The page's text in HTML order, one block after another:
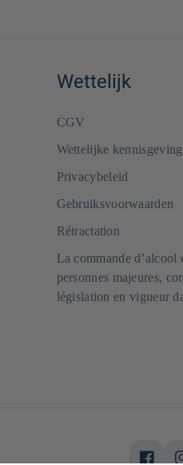
Wettelijk
CGV
Wettelijke kennisgeving
Privacybeleid
Gebruiksvoorwaarden
Rétractation
La commande d’alcool
personnes majeures,
législation en vigueur